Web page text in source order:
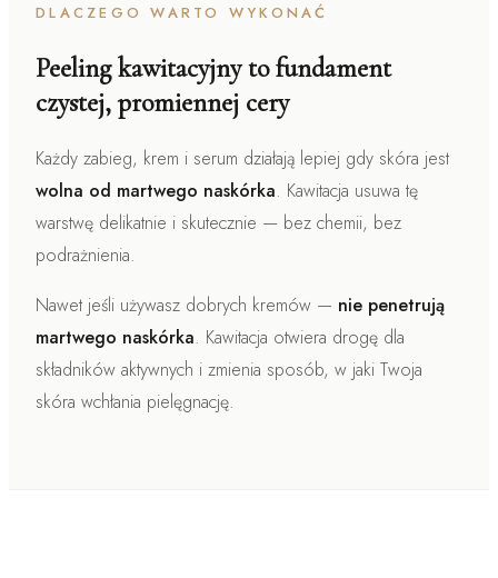
DLACZEGO WARTO WYKONAĆ
Peeling kawitacyjny to fundament
czystej, promiennej cery
Każdy zabieg, krem i serum działają lepiej gdy skóra jest
wolna od martwego naskórka. Kawitacja usuwa tę
warstwę delikatnie i skutecznie — bez chemii, bez
podrażnienia.
Nawet jeśli używasz dobrych kremów — nie penetrują
martwego naskórka. Kawitacja otwiera drogę dla
składników aktywnych i zmienia sposób, w jaki Twoja
skóra wchłania pielęgnację.